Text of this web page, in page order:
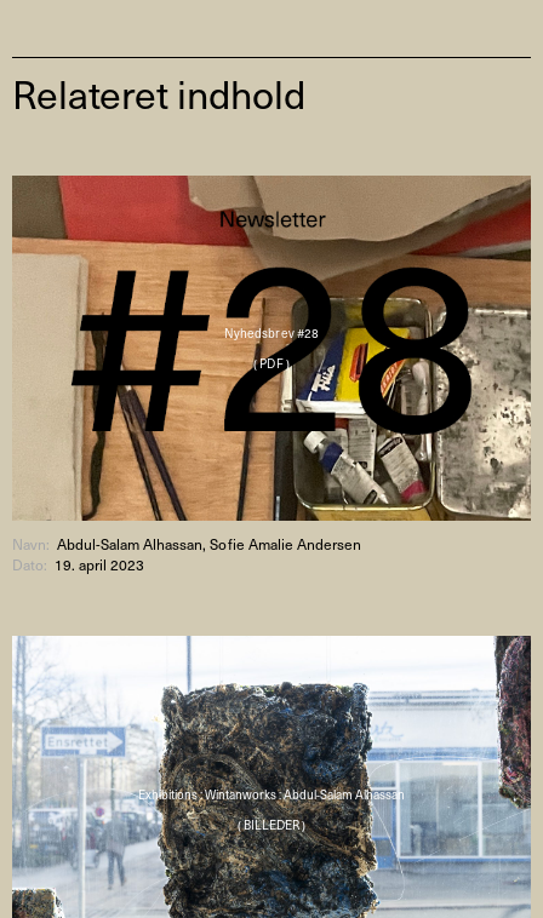
Relateret indhold
Nyhedsbrev #28
( PDF )
Navn:Abdul-Salam Alhassan, Sofie Amalie Andersen
Dato: 19. april 2023
Exhibitions : Wintanworks : Abdul-Salam Alhassan
( BILLEDER )